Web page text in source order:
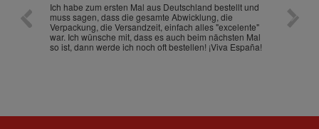
Ich habe zum ersten Mal aus Deutschland bestellt und
muss sagen, dass die gesamte Abwicklung, die
Verpackung, die Versandzeit, einfach alles "excelente"
war. Ich wünsche mit, dass es auch beim nächsten Mal
so ist, dann werde ich noch oft bestellen! ¡Viva España!
Die
gut
ist